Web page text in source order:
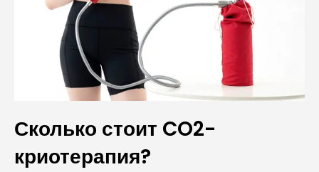
Сколько стоит CO2-
криотерапия?